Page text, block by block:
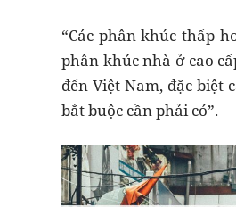
“Các phân khúc thấp
phân khúc nhà ở cao
đến Việt Nam, đặc biệt
bắt buộc cần phải có”.